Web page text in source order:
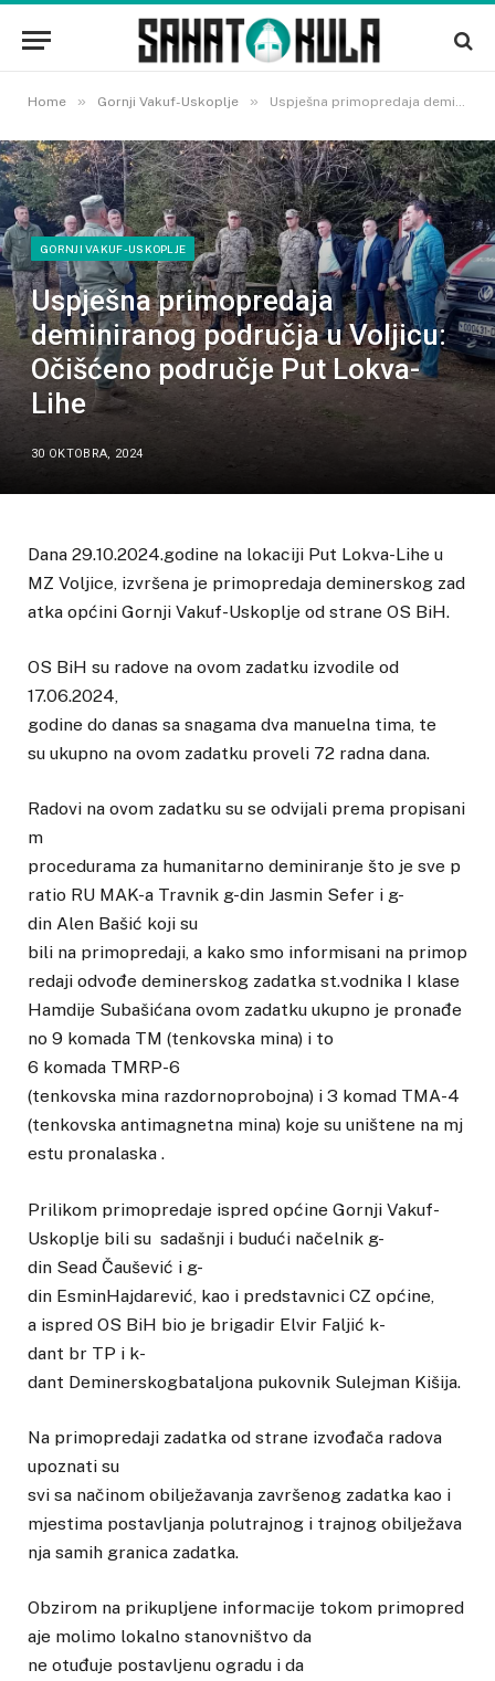
Home » Gornji Vakuf-Uskoplje » Uspješna primopredaja deminiranog područja u Voljicu: Očišćeno područje Put Lokva-Lihe
GORNJI VAKUF-USKOPLJE
Uspješna primopredaja
deminiranog područja u Voljicu:
Očišćeno područje Put Lokva-
Lihe
30 OKTOBRA, 2024
Dana 29.10.2024.godine na lokaciji Put Lokva-Lihe u
MZ Voljice, izvršena je primopredaja deminerskog zad
atka općini Gornji Vakuf-Uskoplje od strane OS BiH.
OS BiH su radove na ovom zadatku izvodile od
17.06.2024,
godine do danas sa snagama dva manuelna tima, te
su ukupno na ovom zadatku proveli 72 radna dana.
Radovi na ovom zadatku su se odvijali prema propisani
m
procedurama za humanitarno deminiranje što je sve p
ratio RU MAK-a Travnik g-din Jasmin Sefer i g-
din Alen Bašić koji su
bili na primopredaji, a kako smo informisani na primop
redaji odvođe deminerskog zadatka st.vodnika I klase
Hamdije Subašićana ovom zadatku ukupno je pronađe
no 9 komada TM (tenkovska mina) i to
6 komada TMRP-6
(tenkovska mina razdornoprobojna) i 3 komad TMA-4
(tenkovska antimagnetna mina) koje su uništene na mj
estu pronalaska .
Prilikom primopredaje ispred općine Gornji Vakuf-
Uskoplje bili su sadašnji i budući načelnik g-
din Sead Čaušević i g-
din EsminHajdarević, kao i predstavnici CZ općine,
a ispred OS BiH bio je brigadir Elvir Faljić k-
dant br TP i k-
dant Deminerskogbataljona pukovnik Sulejman Kišija.
Na primopredaji zadatka od strane izvođača radova
upoznati su
svi sa načinom obilježavanja završenog zadatka kao i
mjestima postavljanja polutrajnog i trajnog obilježava
nja samih granica zadatka.
Obzirom na prikupljene informacije tokom primopred
aje molimo lokalno stanovništvo da
ne otuđuje postavljenu ogradu i da